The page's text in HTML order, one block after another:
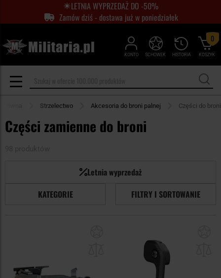
LETNIA WYPRZEDAŻ DO -50%
Zamów dziś - dostawa już w poniedziałek
KONTO HISTORIA
SCHOWEK KOSZYK
0
Strzelectwo Akcesoria do broni palnej Części do broni
Części zamienne do broni
Letnia wyprzedaż
KATEGORIE
FILTRY I SORTOWANIE